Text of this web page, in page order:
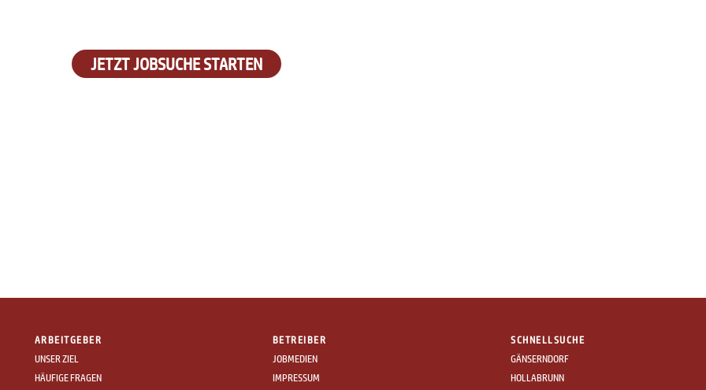
JETZT JOBSUCHE STARTEN
ARBEITGEBER
UNSER ZIEL
HÄUFIGE FRAGEN
BETREIBER
JOBMEDIEN
IMPRESSUM
SCHNELLSUCHE
GÄNSERNDORF
HOLLABRUNN